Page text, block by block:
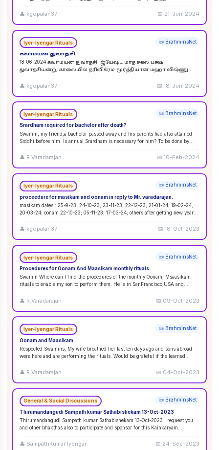
👤 kgopalan37 📅 21-Jun-2024
Iyer-Iyengar Rituals 📜 BrahminsNet
கவாமயன துவாதசி
18-06-2024 கவாமயன துவாதசி. ஜ்யேஷ்ட மாத சுக்ல பக்ஷ
துவாதசியன்று காலையில் த்ரிவிக்ரம மூர்த்தியான மஹா விஷ்ணு
👤 kgopalan37 📅18-Jun-2024
Iyer-Iyengar Rituals 📜 BrahminsNet
Srardham required for bachelor after death?
Swamin, my friend,a bachelor passed away and his parents had also attained
Siddhi before him. Is annual Srardham is necessary for him? To be done by
👤 R.Varadarajan 📅10-Feb-2024
Iyer-Iyengar Rituals 📜 BrahminsNet
proceedure for masikam and oonam in reply to Mr. varadarajan.
masikam dates : 25-9-23; 24-10-23; 23-11-23; 22-12-23; 21-01-24; 19-02-24;
20-03-24; oonam 22-10-23; 05-11-23; 17-03-24; others after getting new year...
👤 kgopalan37 📅18-Oct-2023
Iyer-Iyengar Rituals 📜 BrahminsNet
Procedures for Oonam And Maasikam monthly rituals
Swamin Where can I find the procedures of the monthly Oonam, Msaasikam
rituals to enable my son to perform them. He is in SanFrancisco,USA and
👤 R.Varadarajan 📅 09-Oct-2023
Iyer-Iyengar Rituals 📜 BrahminsNet
Oonam and Maasikam
Respected Swamins, ​​​​​​My wife breathed her last ten days ago and sons abroad
were here and are performing the rituals. Would be grateful if the learned
👤 R.Varadarajan 📅 04-Oct-2023
General & Social Discussions 📜 BrahminsNet
Thirumandangudi Sampath kumar Sathabishekam 13-Oct-2023
Thirumandangudi Sampath kumar Sathabishekam 13-Oct-2023 I request you
and other bhakthas also to participate and sponsor for this Kainkaryam.
👤 SampathKumar Iyengar 📅 24-Sep-2023